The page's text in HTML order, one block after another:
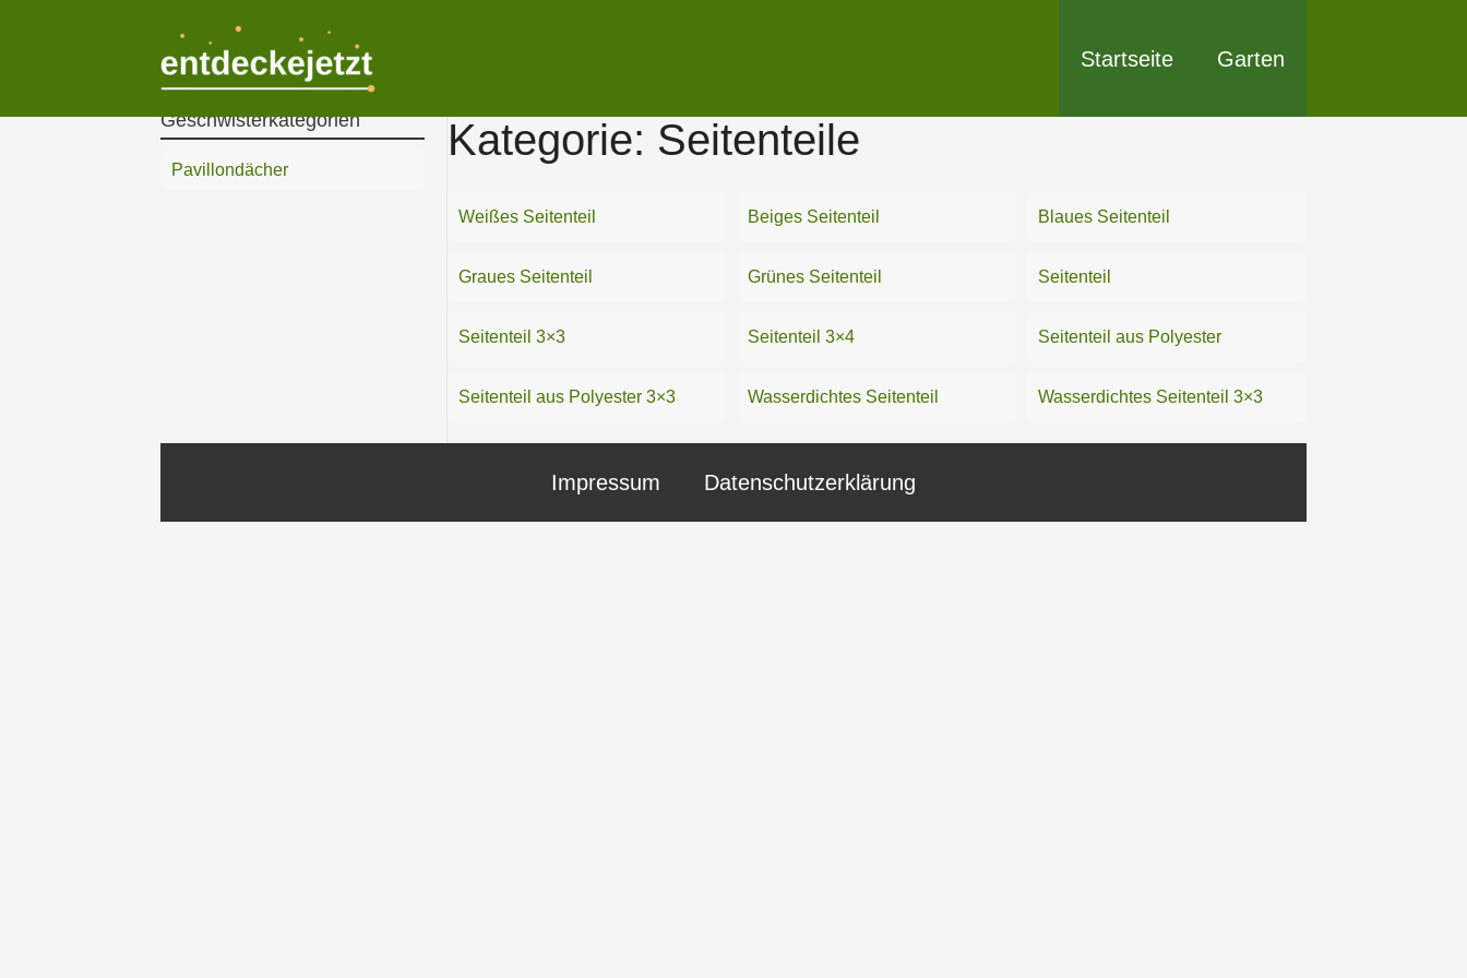
Startseite Garten
Geschwisterkategorien
Pavillondächer
Kategorie: Seitenteile
Weißes Seitenteil Beiges Seitenteil Blaues Seitenteil
Graues Seitenteil Grünes Seitenteil Seitenteil
Seitenteil 3×3 Seitenteil 3×4 Seitenteil aus Polyester
Seitenteil aus Polyester 3×3 Wasserdichtes Seitenteil Wasserdichtes Seitenteil 3×3
Impressum Datenschutzerklärung